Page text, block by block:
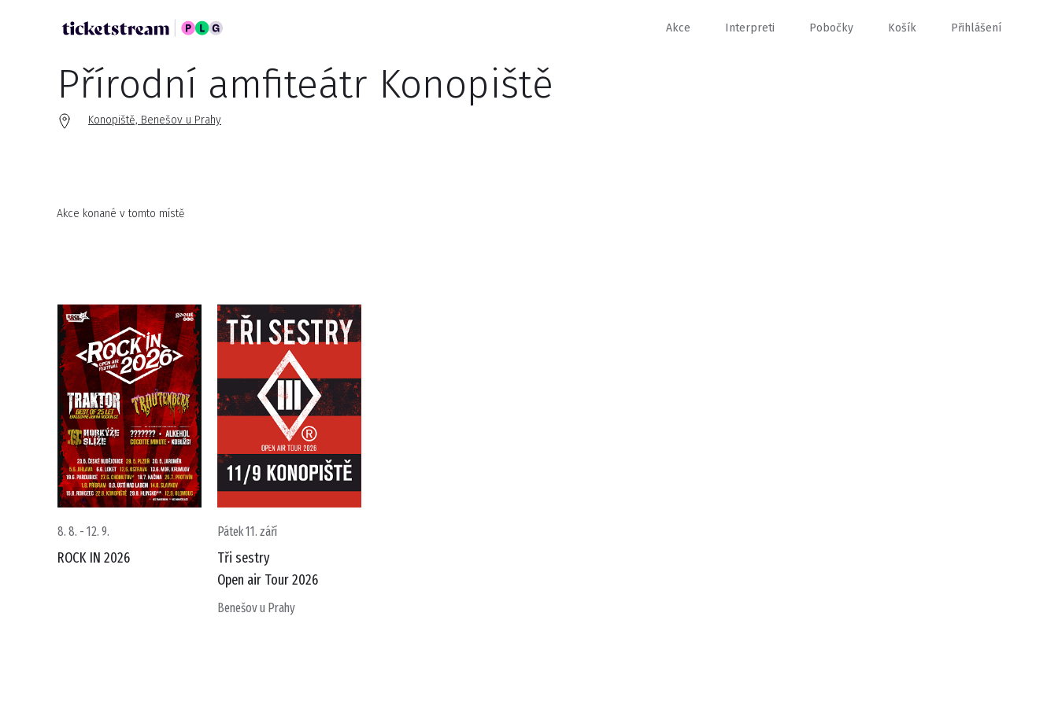
Akce Interpreti Pobočky Košík Přihlášení
Přírodní amfiteátr Konopiště
Konopiště, Benešov u Prahy
Akce konané v tomto místě
8. 8. - 12. 9.
ROCK IN 2026
Pátek 11. září
Tři sestry
Open air Tour 2026
Benešov u Prahy